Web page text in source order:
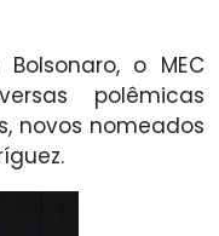
o MEC
polêmicas
novos nomeados